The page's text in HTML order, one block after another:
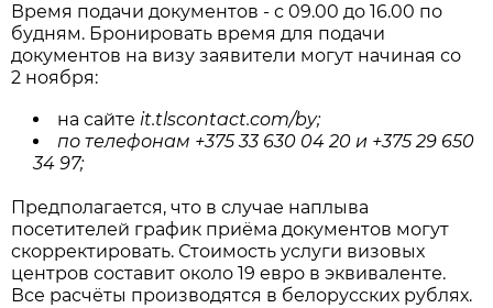
Время подачи документов - с 09.00 до 16.00 по
будням. Бронировать время для подачи
документов на визу заявители могут начиная со
2 ноября:
на сайтеit.tlscontact.com/by;
по телефонам +375 33 630 04 20 и +375 29 650
34 97;
Предполагается, что в случае наплыва
посетителей график приёма документов могут
скорректировать. Стоимость услуги визовых
центров составит около 19 евро в эквиваленте.
Все расчёты производятся в белорусских рублях.